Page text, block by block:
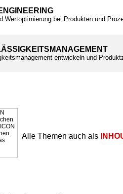
Wertoptimierung bei Produkten und
entwickeln und
Alle Themen auch als